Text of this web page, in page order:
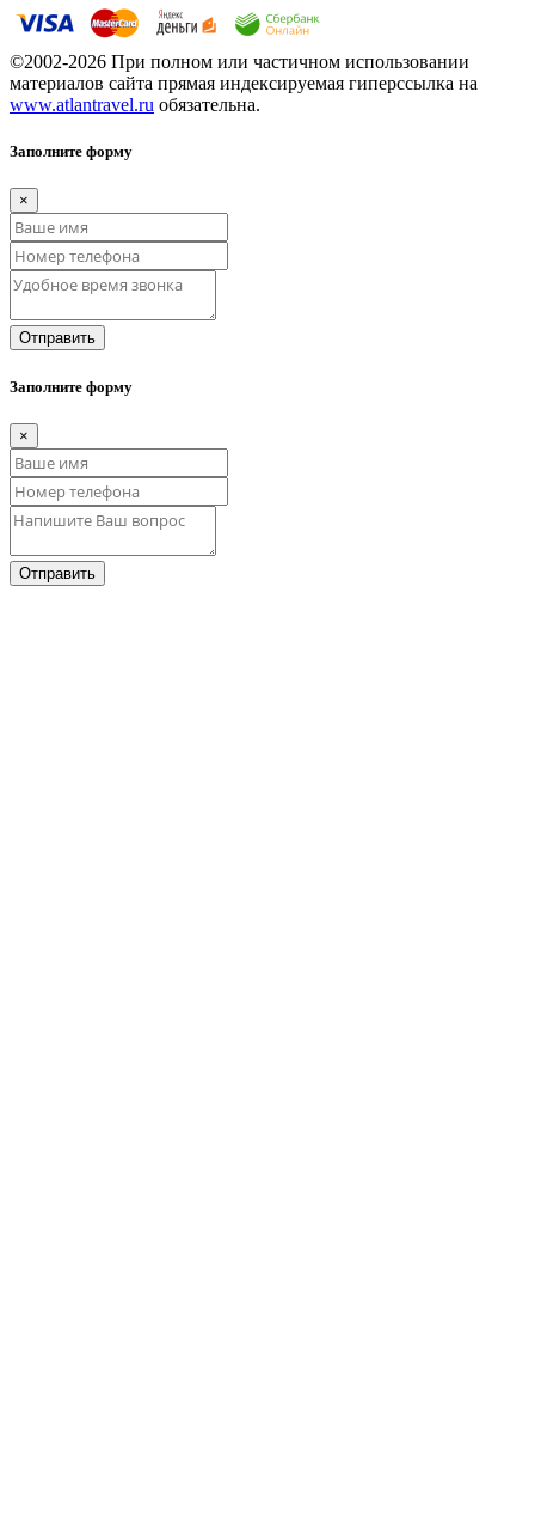
©2002-2026 При полном или частичном использовании
материалов сайта прямая индексируемая гиперссылка на
www.atlantravel.ru обязательна.
Заполните форму
×
Отправить
Заполните форму
×
Отправить